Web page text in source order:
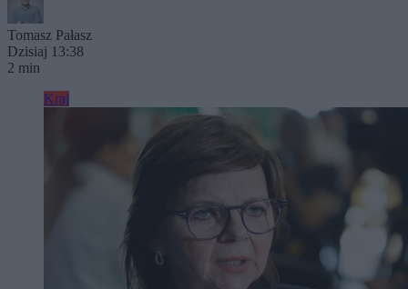
Tomasz Pałasz
Dzisiaj 13:38
2 min
Kraj